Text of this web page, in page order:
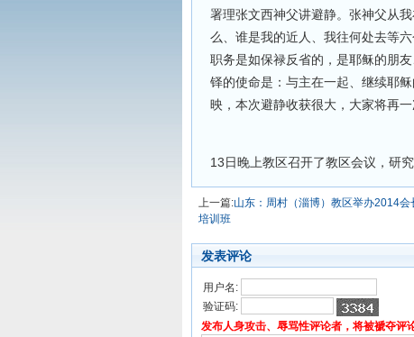
署理张文西神父讲避静。张神父从
么、谁是我的近人、我往何处去等
职务是如保禄反省的，是耶稣的朋
铎的使命是：与主在一起、继续耶
映，本次避静收获很大，大家将再
13日晚上教区召开了教区会议，研
上一篇:山东：周村（淄博）教区举办2014会
培训班
发表评论
用户名:
验证码:
发布人身攻击、辱骂性评论者，将被褫夺评